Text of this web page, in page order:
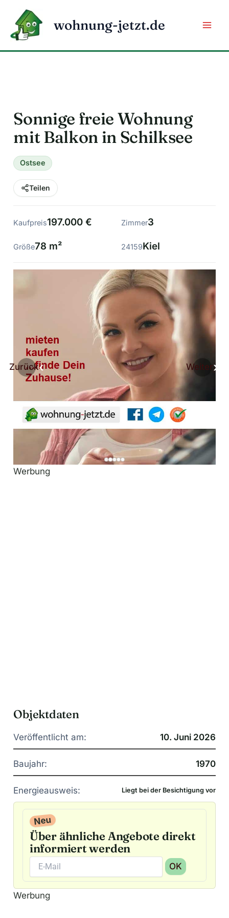
Inhalt
springen
wohnung-jetzt.de
Sonnige freie Wohnung
mit Balkon in Schilksee
Ostsee
Teilen
Kaufpreis197.000 € Zimmer3
Größe78 m² 24159Kiel
Zurück Weiter
Werbung
Objektdaten
Veröffentlicht am: 10. Juni 2026
Baujahr: 1970
Energieausweis: Liegt bei der Besichtigung vor
Neu
Über ähnliche Angebote direkt
informiert werden
OK
A
l
Werbung